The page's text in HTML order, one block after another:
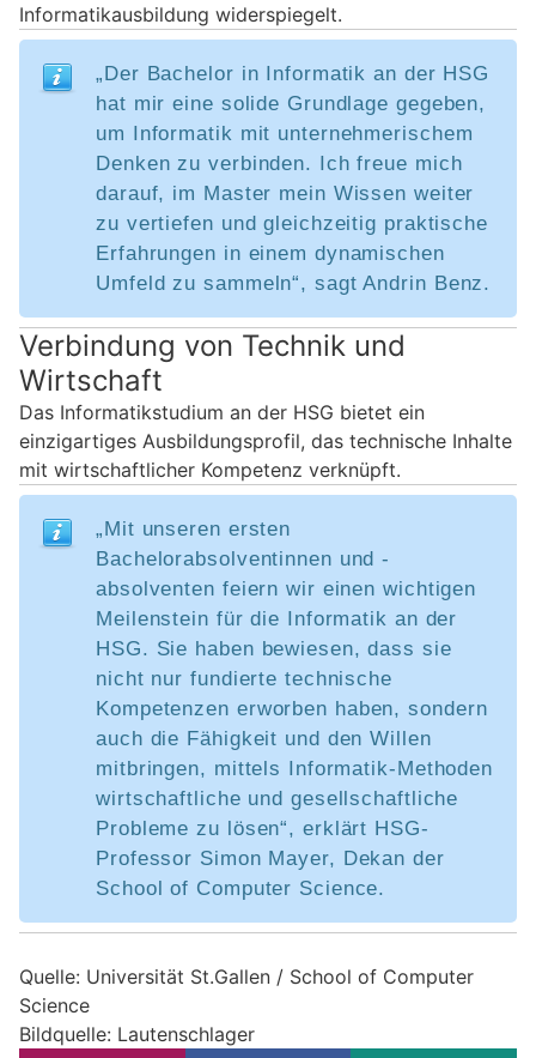
Informatikausbildung widerspiegelt.
„Der Bachelor in Informatik an der HSG
hat mir eine solide Grundlage gegeben,
um Informatik mit unternehmerischem
Denken zu verbinden. Ich freue mich
darauf, im Master mein Wissen weiter
zu vertiefen und gleichzeitig praktische
Erfahrungen in einem dynamischen
Umfeld zu sammeln“, sagt Andrin Benz.
Verbindung von Technik und
Wirtschaft
Das Informatikstudium an der HSG bietet ein
einzigartiges Ausbildungsprofil, das technische Inhalte
mit wirtschaftlicher Kompetenz verknüpft.
„Mit unseren ersten
Bachelorabsolventinnen und -
absolventen feiern wir einen wichtigen
Meilenstein für die Informatik an der
HSG. Sie haben bewiesen, dass sie
nicht nur fundierte technische
Kompetenzen erworben haben, sondern
auch die Fähigkeit und den Willen
mitbringen, mittels Informatik-Methoden
wirtschaftliche und gesellschaftliche
Probleme zu lösen“, erklärt HSG-
Professor Simon Mayer, Dekan der
School of Computer Science.
Quelle: Universität St.Gallen / School of Computer
Science
Bildquelle: Lautenschlager